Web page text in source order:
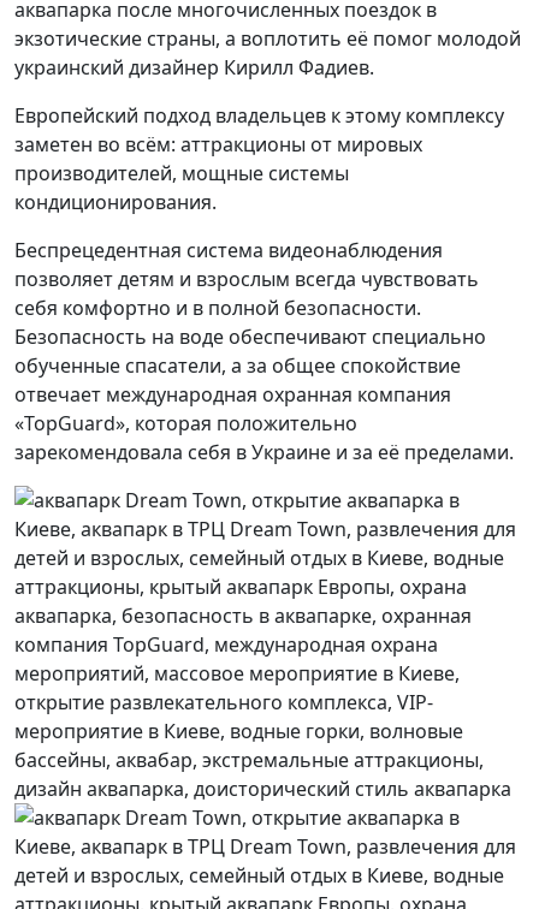
аквапарка после многочисленных поездок в
экзотические страны, а воплотить её помог молодой
украинский дизайнер Кирилл Фадиев.
Европейский подход владельцев к этому комплексу
заметен во всём: аттракционы от мировых
производителей, мощные системы
кондиционирования.
Беспрецедентная система видеонаблюдения
позволяет детям и взрослым всегда чувствовать
себя комфортно и в полной безопасности.
Безопасность на воде обеспечивают специально
обученные спасатели, а за общее спокойствие
отвечает международная охранная компания
«TopGuard», которая положительно
зарекомендовала себя в Украине и за её пределами.